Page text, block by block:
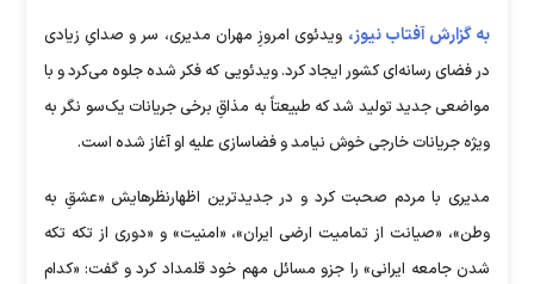
به گزارش آفتاب نیوز، ویدئوی امروزِ مهران مدیری، سر و صدایِ زیادی
در فضای رسانه‌ای کشور ایجاد کرد. ویدئویی که فکر شده جلوه می‌کرد و با
مواضعی جدید تولید شد که طبیعتاً به مذاقِ برخی جریانات یک‌سو نگر به
ویژه جریانات خارجی خوش نیامد و فضاسازی علیه او آغاز شده است.
مدیری با مردم صحبت کرد و در جدیدترین اظهارنظرهایش «عشقِ به
وطن»، «صیانت از تمامیت ارضی ایران»، «امنیت» و «دوری از تکه تکه
شدن جامعه ایرانی» را جزو مسائل مهم خود قلمداد کرد و گفت: «کدام